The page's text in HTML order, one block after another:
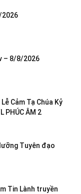
2026
– 8/8/2026
Cảm Tạ Chúa Kỷ
PHÚC ÂM 2
Tuyên đạo
Tin Lành truyền